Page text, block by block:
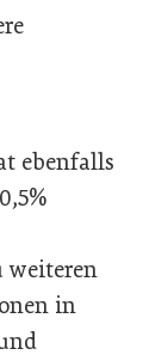
ebenfalls
weiteren
in